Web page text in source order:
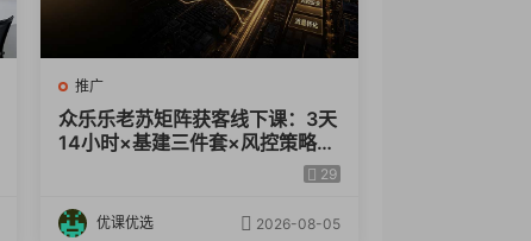
推广
众乐乐老苏矩阵获客线下课：3天
14小时×基建三件套×风控策略×
抖音小红书矩阵×无人直播×GEO
29
优课优选 2026-08-05